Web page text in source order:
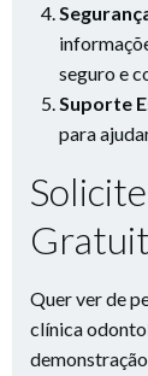
seguro e
Suporte
para
Quer ver de
clínica